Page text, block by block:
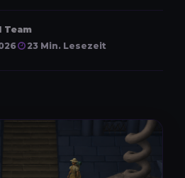
Team
23 Min. Lesezeit